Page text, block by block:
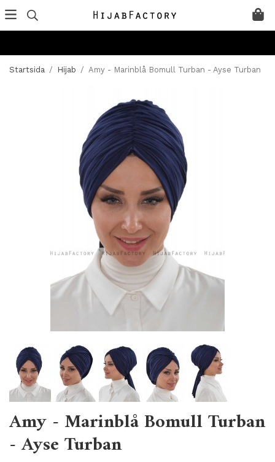
Startsida / Hijab / Amy - Marinblå Bomull Turban - Ayse Turban
Amy - Marinblå Bomull Turban
- Ayse Turban